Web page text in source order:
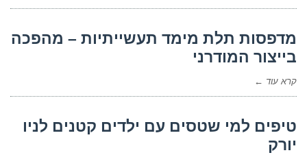
מדפסות תלת מימד תעשייתיות – מהפכה
בייצור המודרני
קרא עוד ←
טיפים למי שטסים עם ילדים קטנים לניו
יורק